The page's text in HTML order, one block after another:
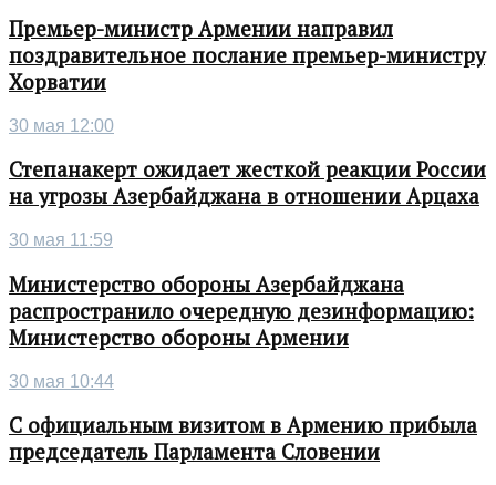
Премьер-министр Армении направил
поздравительное послание премьер-министру
Хорватии
30 мая 12:00
Степанакерт ожидает жесткой реакции России
на угрозы Азербайджана в отношении Арцаха
30 мая 11:59
Министерство обороны Азербайджана
распространило очередную дезинформацию:
Министерство обороны Армении
30 мая 10:44
С официальным визитом в Армению прибыла
председатель Парламента Словении